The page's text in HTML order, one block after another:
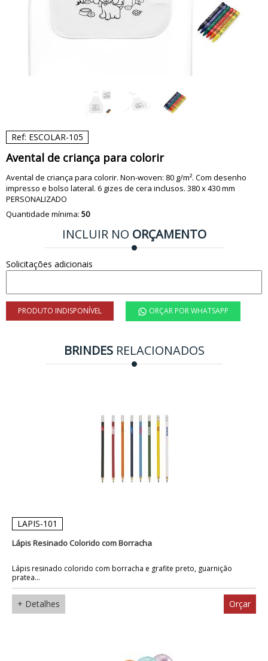
Ref: ESCOLAR-105
Avental de criança para colorir
Avental de criança para colorir. Non-woven: 80 g/m². Com desenho
impresso e bolso lateral. 6 gizes de cera inclusos. 380 x 430 mm
PERSONALIZADO
Quantidade mínima: 50
INCLUIR NO ORÇAMENTO
Solicitações adicionais
PRODUTO INDISPONÍVEL ORÇAR POR WHATSAPP
BRINDESRELACIONADOS
LAPIS-101
Lápis Resinado Colorido com Borracha
Lápis resinado colorido com borracha e grafite preto, guarnição
pratea...
+ Detalhes Orçar